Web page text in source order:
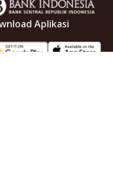
Aplikasi